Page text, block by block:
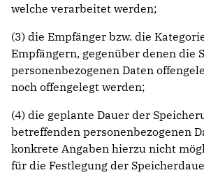
welche verarbeitet werden;
(3) die Empfänger bzw. die
Empfängern, gegenüber denen die
personenbezogenen Daten
noch offengelegt werden;
(4) die geplante Dauer der
betreffenden personenbezogenen
konkrete Angaben hierzu nicht
für die Festlegung der